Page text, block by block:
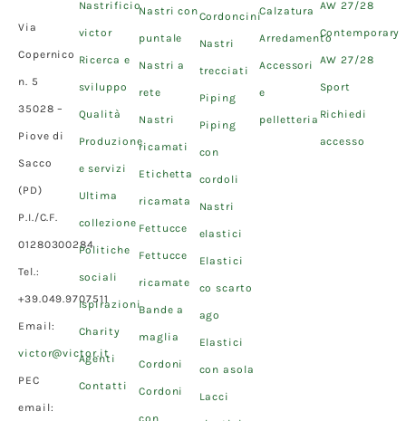
Via
Copernico
n. 5
35028 –
Piove di
Sacco
(PD)
P.I./C.F.
01280300284
Tel.:
+39.049.9707511
Email:
victor@victor.it
PEC
email:
Nastrificio
victor
Ricerca e
sviluppo
Qualità
Produzione
e servizi
Ultima
collezione
Politiche
sociali
Ispirazioni
Charity
Agenti
Contatti
Nastri con
puntale
Nastri a
rete
Nastri
ricamati
Etichetta
ricamata
Fettucce
Fettucce
ricamate
Bande a
maglia
Cordoni
Cordoni
con
Cordoncini
Nastri
trecciati
Piping
Piping
con
cordoli
Nastri
elastici
Elastici
co scarto
ago
Elastici
con asola
Lacci
Calzatura
Arredamento
Accessori
e
pelletteria
AW 27/28
Contemporary
AW 27/28
Sport
Richiedi
accesso